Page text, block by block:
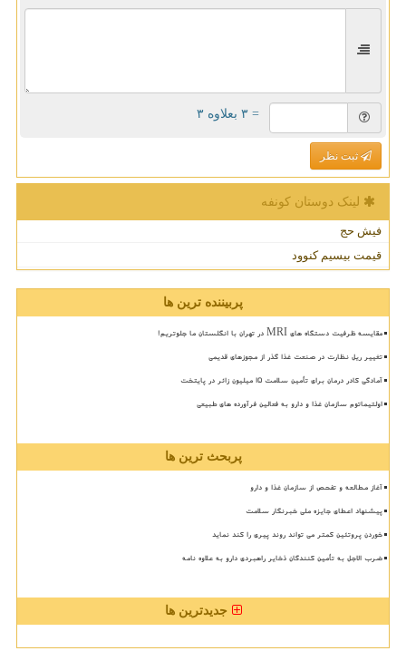
= ۳ بعلاوه ۳
ثبت نظر
لینک دوستان كونفه
فیش حج
قیمت بیسیم کنوود
پربیننده ترین ها
مقایسه ظرفیت دستگاه های MRI در تهران با انگلستان ما جلوتریم!
تغییر ریل نظارت در صنعت غذا گذر از مجوزهای قدیمی
آمادگی کادر درمان برای تأمین سلامت 15 میلیون زائر در پایتخت
اولتیماتوم سازمان غذا و دارو به فعالین فرآورده های طبیعی
پربحث ترین ها
آغاز مطالعه و تفحص از سازمان غذا و دارو
پیشنهاد اعطای جایزه ملی خبرنگار سلامت
خوردن پروتئین کمتر می تواند روند پیری را کند نماید
ضرب الاجل به تأمین کنندگان ذخایر راهبردی دارو به علاوه نامه
جدیدترین ها